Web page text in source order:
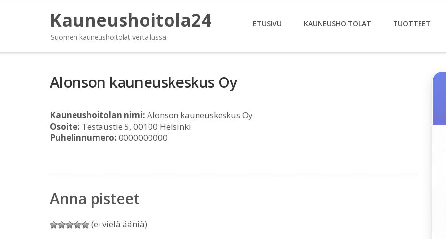
Kauneushoitola24
Suomen kauneushoitolat vertailussa
ETUSIVU KAUNEUSHOITOLAT TUOTTEET
Alonson kauneuskeskus Oy
Kauneushoitolan nimi: Alonson kauneuskeskus Oy
Osoite: Testaustie 5, 00100 Helsinki
Puhelinnumero: 0000000000
Anna pisteet
(ei vielä ääniä)